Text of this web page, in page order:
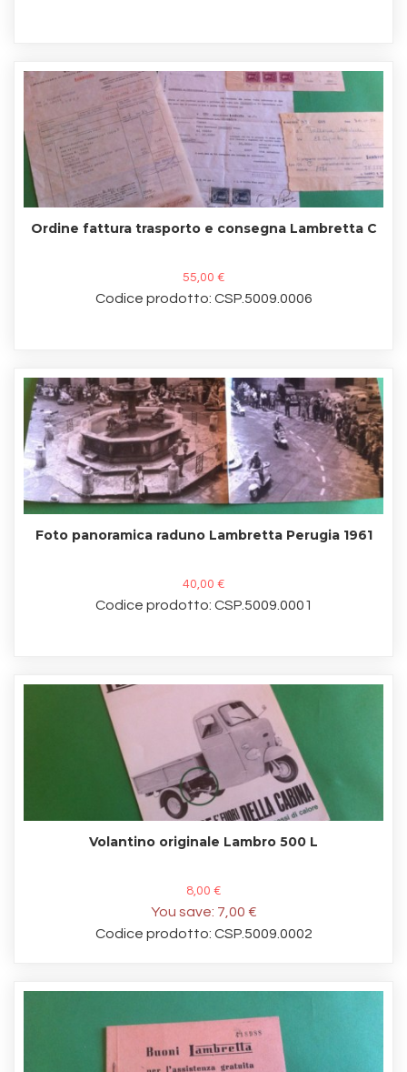
Ordine fattura trasporto e consegna Lambretta C
55,00 €
Codice prodotto: CSP.5009.0006
Foto panoramica raduno Lambretta Perugia 1961
40,00 €
Codice prodotto: CSP.5009.0001
Volantino originale Lambro 500 L
8,00 €
You save: 7,00 €
Codice prodotto: CSP.5009.0002